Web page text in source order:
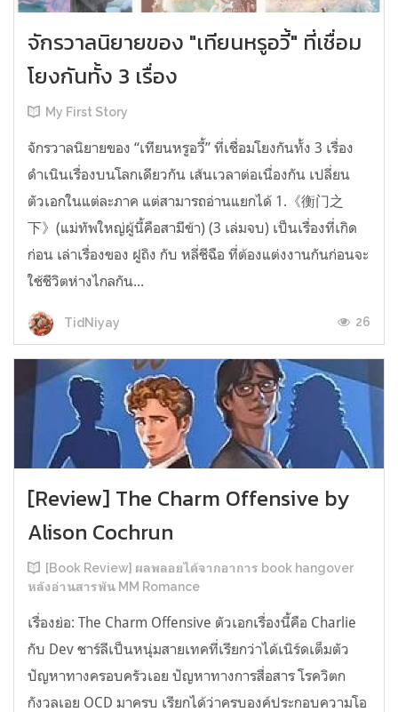
จักรวาลนิยายของ "เทียนหรูอวี้" ที่เชื่อม
โยงกันทั้ง 3 เรื่อง
My First Story
จักรวาลนิยายของ “เทียนหรูอวี้” ที่เชื่อมโยงกันทั้ง 3 เรื่อง
ดำเนินเรื่องบนโลกเดียวกัน เส้นเวลาต่อเนื่องกัน เปลี่ยน
ตัวเอกในแต่ละภาค แต่สามารถอ่านแยกได้ 1.《衡门之
下》(แม่ทัพใหญ่ผู้นี้คือสามีข้า) (3 เล่มจบ) เป็นเรื่องที่เกิด
ก่อน เล่าเรื่องของ ฝูถิง กับ หลี่ชีฉือ ที่ต้องแต่งงานกันก่อนจะ
ใช้ชีวิตห่างไกลกัน...
TidNiyay 26
[Review] The Charm Offensive by
Alison Cochrun
[Book Review] ผลพลอยได้จากอาการ book hangover
หลังอ่านสารพัน MM Romance
เรื่องย่อ: The Charm Offensive ตัวเอกเรื่องนี้คือ Charlie
กับ Dev ชาร์ลีเป็นหนุ่มสายเทคที่เรียกว่าได้เนิร์ดเต็มตัว
ปัญหาทางครอบครัวเอย ปัญหาทางการสื่อสาร โรควิตก
กังวลเอย OCD มาครบ เรียกได้ว่าครบองค์ประกอบความโอ